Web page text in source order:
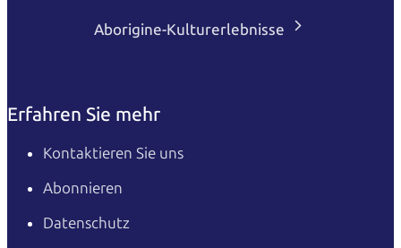
Aborigine-Kulturerlebnisse
Erfahren Sie mehr
Kontaktieren Sie uns
Abonnieren
Datenschutz